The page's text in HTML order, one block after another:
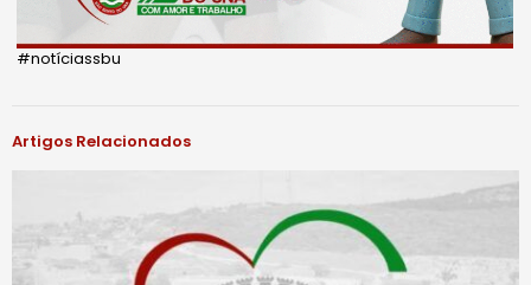
#notíciassbu
Artigos Relacionados